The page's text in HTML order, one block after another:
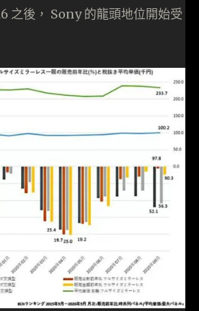
之後， Sony 的龍頭地位開始受